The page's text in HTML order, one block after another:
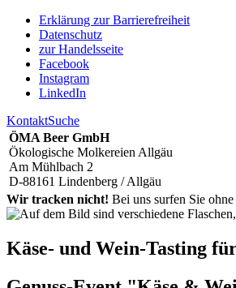
Erklärung zur Barrierefreiheit
Datenschutz
zur Handelsseite
Facebook
Instagram
LinkedIn
KontaktSuche
ÖMA Beer GmbH
Ökologische Molkereien Allgäu
Am Mühlbach 2
D-88161 Lindenberg / Allgäu
Wir tracken nicht! Bei uns surfen Sie
Käse- und Wein-Tasting